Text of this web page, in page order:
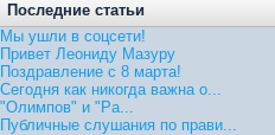
Последние статьи
Мы ушли в соцсети!
Привет Леониду Мазуру
Поздравление с 8 марта!
Сегодня как никогда важна о...
"Олимпов" и "Ра...
Публичные слушания по прави...